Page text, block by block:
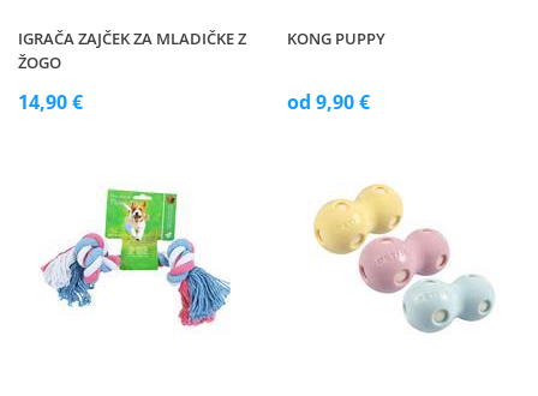
IGRAČA ZAJČEK ZA MLADIČKE Z
ŽOGO
14,90 €
KONG PUPPY
od 9,90 €